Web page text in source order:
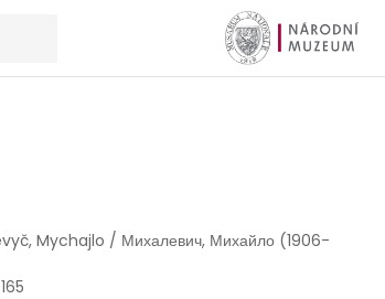
Mychajlo / Михалевич, Михайло (1906-